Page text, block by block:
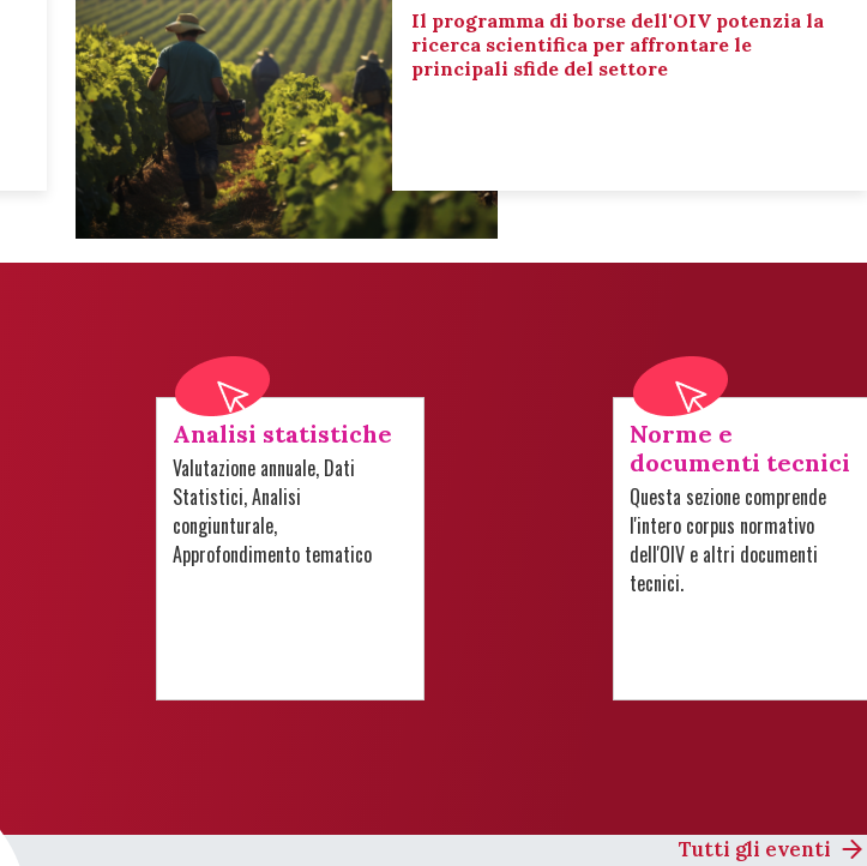
Il programma di borse dell'OIV potenzia la
ricerca scientifica per affrontare le
principali sfide del settore
Analisi statistiche
Valutazione annuale, Dati
Statistici, Analisi
congiunturale,
Approfondimento tematico
Norme e
documenti tecnici
Questa sezione comprende
l'intero corpus normativo
dell'OIV e altri documenti
tecnici.
Tutti gli eventi